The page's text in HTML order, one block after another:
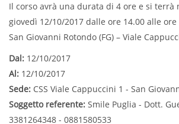
Il corso avrà una durata di 4 ore e si terrà
giovedì 12/10/2017 dalle ore 14.00 alle ore
San Giovanni Rotondo (FG) – Viale
Dal: 12/10/2017
Al: 12/10/2017
Sede: CSS Viale Cappuccini 1 - San
Soggetto referente: Smile Puglia - Dott.
3381264348 - 0881580533